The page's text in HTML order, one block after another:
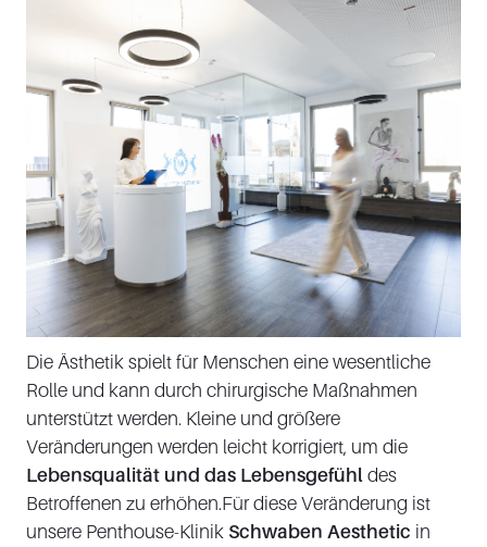
Die Ästhetik spielt für Menschen eine wesentliche
Rolle und kann durch chirurgische Maßnahmen
unterstützt werden. Kleine und größere
Veränderungen werden leicht korrigiert, um die
Lebensqualität und das Lebensgefühldes
Betroffenen zu erhöhen.Für diese Veränderung ist
unsere Penthouse-Klinik Schwaben Aesthetic in